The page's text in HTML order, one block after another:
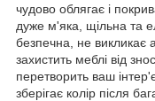
чудово облягає і
дуже м'яка, щільна та
безпечна, не викликає
захистить меблі від
перетворить ваш
зберігає колір після